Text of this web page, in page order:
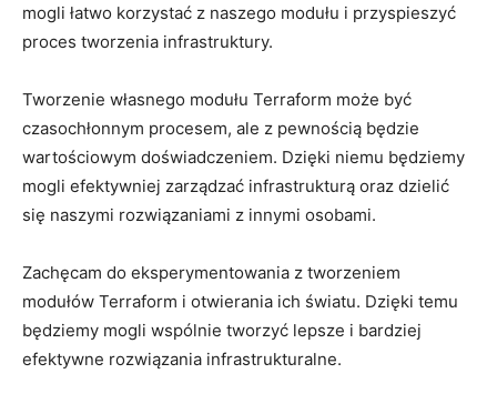
‌mogli⁤ łatwo korzystać z naszego‍ modułu i ⁢przyspieszyć
proces‍ tworzenia infrastruktury.
Tworzenie⁣ własnego ⁣modułu Terraform może być
⁣czasochłonnym procesem, ‌ale ⁣z‍ pewnością będzie
wartościowym ⁤doświadczeniem. ⁢Dzięki niemu będziemy
mogli efektywniej zarządzać ​infrastrukturą ⁤oraz⁤ dzielić
⁤się naszymi rozwiązaniami⁢ z innymi osobami.
Zachęcam do eksperymentowania​ z tworzeniem
modułów ⁤Terraform i otwierania ich światu. Dzięki temu
⁣będziemy mogli wspólnie tworzyć lepsze i​ bardziej
efektywne rozwiązania ‍infrastrukturalne.